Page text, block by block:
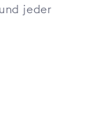
jeder